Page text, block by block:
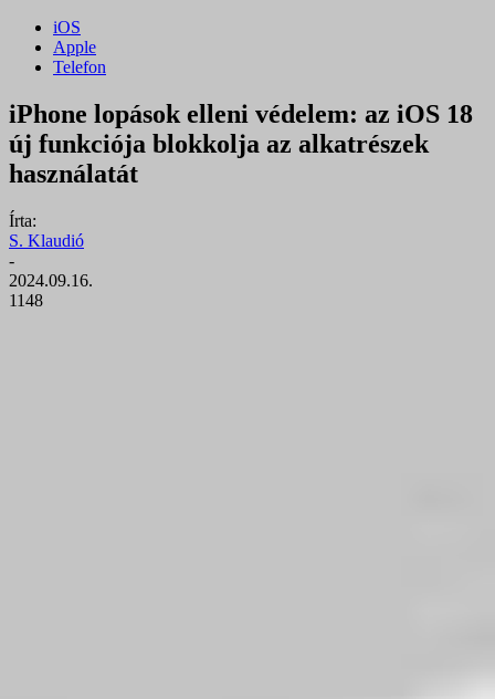
iOS
Apple
Telefon
iPhone lopások elleni védelem: az iOS 18
új funkciója blokkolja az alkatrészek
használatát
Írta:
S. Klaudió
-
2024.09.16.
1148